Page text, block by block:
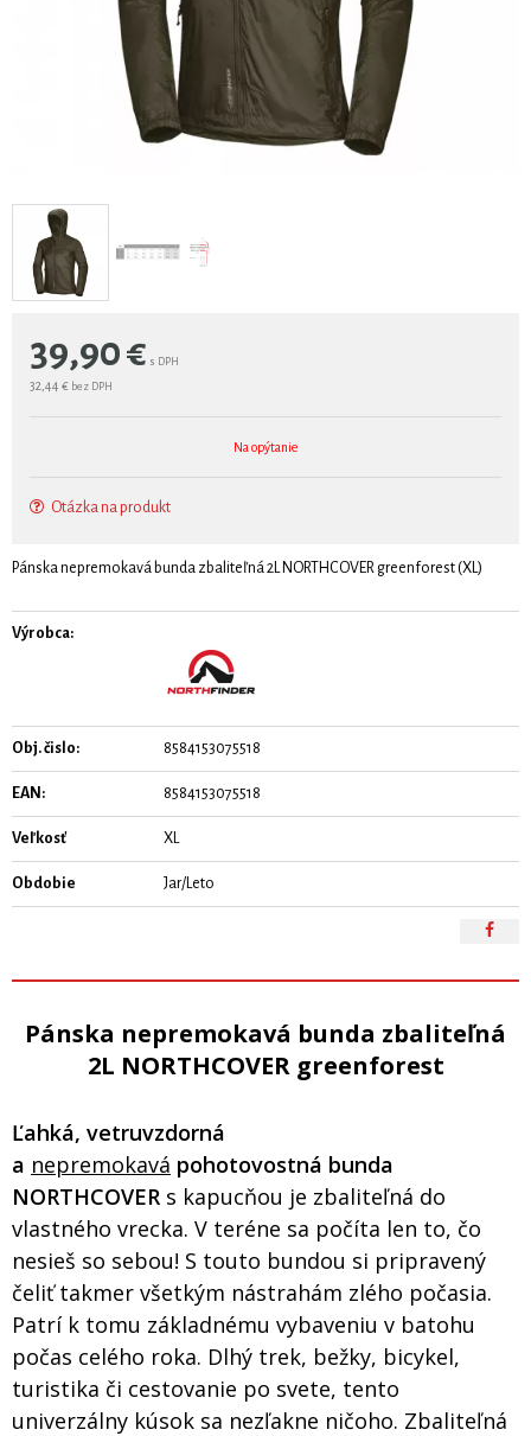
39,90€ s DPH
32,44 € bez DPH
Na opýtanie
Otázka na produkt
Pánska nepremokavá bunda zbaliteľná 2L NORTHCOVER greenforest (XL)
Výrobca:
Obj. čislo: 8584153075518
EAN: 8584153075518
Veľkosť XL
Obdobie Jar/Leto
Pánska nepremokavá bunda zbaliteľná
2L NORTHCOVER greenforest
Ľahká, vetruvzdorná
a nepremokavá pohotovostná bunda
NORTHCOVER s kapucňou je zbaliteľná do
vlastného vrecka. V teréne sa počíta len to, čo
nesieš so sebou! S touto bundou si pripravený
čeliť takmer všetkým nástrahám zlého počasia.
Patrí k tomu základnému vybaveniu v batohu
počas celého roka. Dlhý trek, bežky, bicykel,
turistika či cestovanie po svete, tento
univerzálny kúsok sa nezľakne ničoho. Zbaliteľná